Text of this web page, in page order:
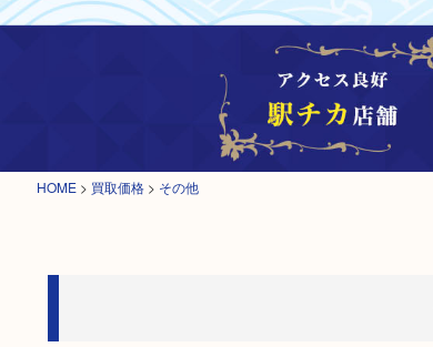
HOME > 買取価格 > その他